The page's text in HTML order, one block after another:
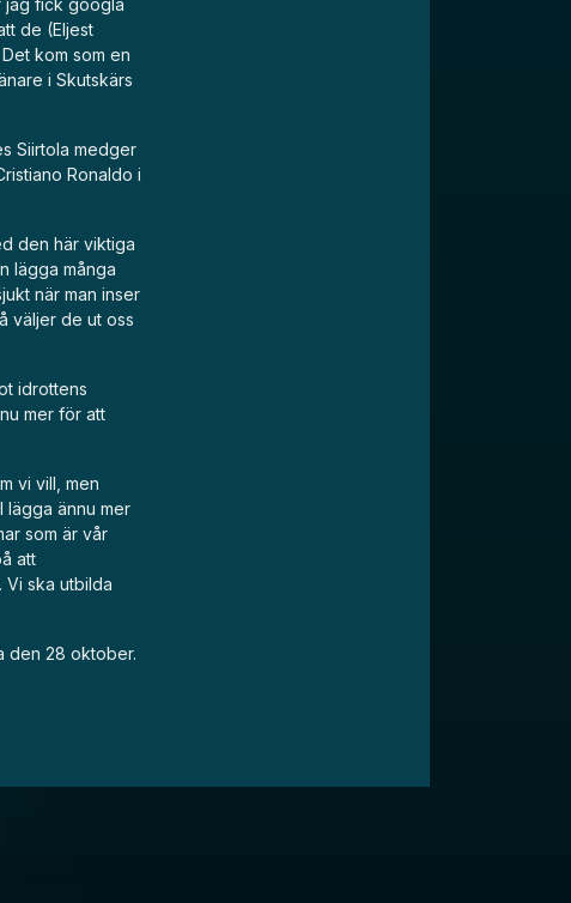
de (Eljest
kom som en
i Skutskärs
Siirtola medger
Ronaldo i
den här viktiga
lägga många
när man inser
väljer de ut oss
idrottens
mer för att
vi vill, men
lägga ännu mer
som är vår
att
ska utbilda
den 28 oktober.